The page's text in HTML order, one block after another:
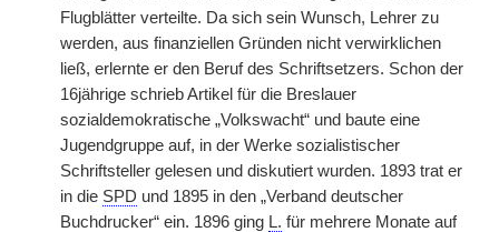
Flugblätter verteilte. Da sich sein Wunsch, Lehrer zu
werden, aus finanziellen Gründen nicht verwirklichen
ließ, erlernte er den Beruf des Schriftsetzers. Schon der
16jährige schrieb Artikel für die Breslauer
sozialdemokratische „Volkswacht“ und baute eine
Jugendgruppe auf, in der Werke sozialistischer
Schriftsteller gelesen und diskutiert wurden. 1893 trat er
in die SPD und 1895 in den „Verband deutscher
Buchdrucker“ ein. 1896 ging L. für mehrere Monate auf